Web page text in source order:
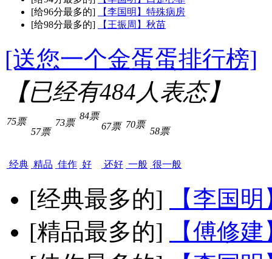
[给96分最多的]
【李国明】特殊病房
[给98分最多的]
【王振周】秋苗
[送您一个金蛋蛋排行榜]
【已经有484人表态】
75票
经典
57票
精品
73票
佳作
84票
好
67票
还好
70票
一般
58票
很一般
[经典最多的]
【李国
[精品最多的]
【傅修